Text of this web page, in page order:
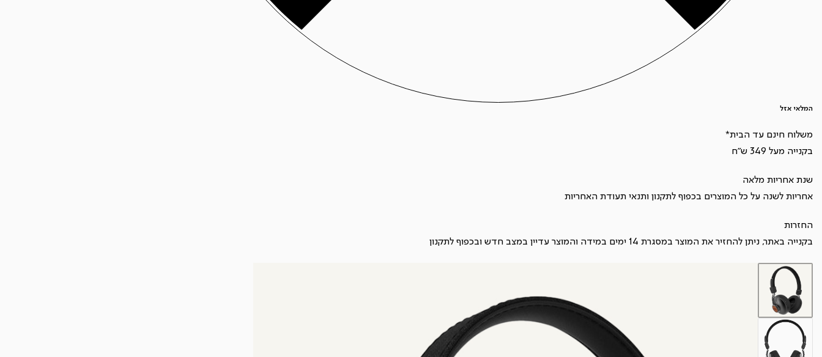
המלאי אזל
משלוח חינם עד הבית*
בקנייה מעל 349 ש"ח
שנת אחריות מלאה
אחריות לשנה על כל המוצרים בכפוף לתקנון ותנאי תעודת האחריות
החזרות
בקנייה באתר, ניתן להחזיר את המוצר במסגרת 14 ימים במידה והמוצר עדיין במצב חדש ובכפוף ל
תקנון